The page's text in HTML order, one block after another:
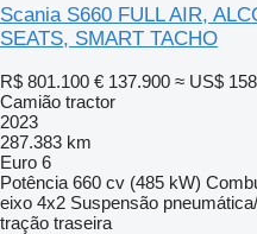
Scania S660 FULL AIR,
SEATS, SMART TACHO
R$ 801.100 € 137.900 ≈ US$
Camião tractor
2023
287.383 km
Euro 6
Potência 660 cv (485 kW)
eixo 4x2 Suspensão
tração traseira